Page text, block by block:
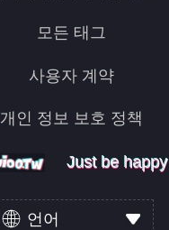
모든 태그
사용자 계약
개인 정보 보호 정책
Just be happy
Just be happy
Just be happy
언어